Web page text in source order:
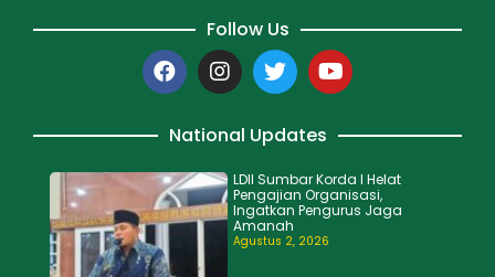
Follow Us
National Updates
LDII Sumbar Korda I Helat
Pengajian Organisasi,
Ingatkan Pengurus Jaga
Amanah
Agustus 2, 2026